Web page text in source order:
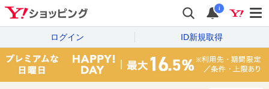
i
ログイン ID新規取得